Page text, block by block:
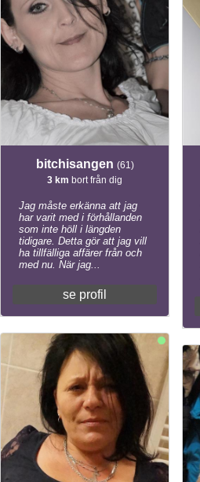
bitchisangen (61)
3 km bort från dig
Jag måste erkänna att jag
har varit med i förhållanden
som inte höll i längden
tidigare. Detta gör att jag vill
ha tillfälliga affärer från och
med nu. När jag...
se profil